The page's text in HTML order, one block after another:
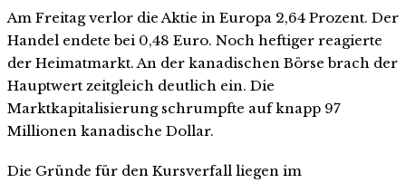
Am Freitag verlor die Aktie in Europa 2,64 Prozent. Der
Handel endete bei 0,48 Euro. Noch heftiger reagierte
der Heimatmarkt. An der kanadischen Börse brach der
Hauptwert zeitgleich deutlich ein. Die
Marktkapitalisierung schrumpfte auf knapp 97
Millionen kanadische Dollar.
Die Gründe für den Kursverfall liegen im